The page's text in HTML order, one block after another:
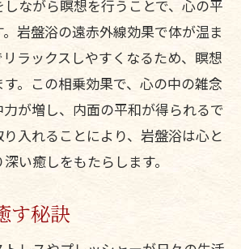
ながら瞑想を行うことで、心の平
岩盤浴の遠赤外線効果で体が温ま
ラックスしやすくなるため、瞑想
。この相乗効果で、心の中の雑念
が増し、内面の平和が得られるで
入れることにより、岩盤浴は心と
い癒しをもたらします。
す秘訣